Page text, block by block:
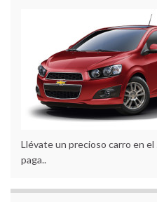
Llévate un precioso carro en
paga..